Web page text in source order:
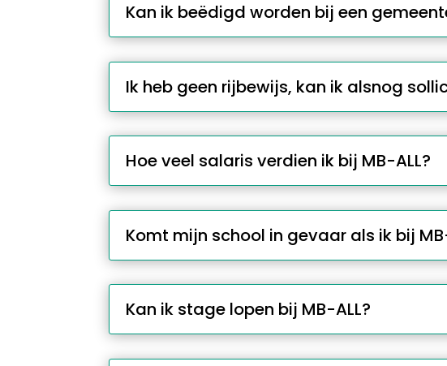
Kan ik beëdigd worden bij een
Ik heb geen rijbewijs, kan ik alsnog
Hoe veel salaris verdien ik bij MB-ALL?
Komt mijn school in gevaar als ik bij
Kan ik stage lopen bij MB-ALL?